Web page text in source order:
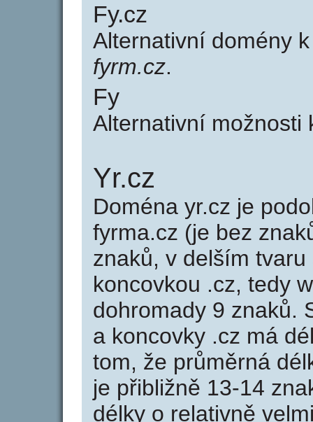
Fy.cz
Alternativní domény
fyrm.cz.
Fy
Alternativní možnosti
Yr.cz
Doména yr.cz je
fyrma.cz (je bez
znaků, v delším
koncovkou .cz, tedy
dohromady 9 znaků.
a koncovky .cz má
tom, že průměrná
je přibližně 13-14
délky o relativně